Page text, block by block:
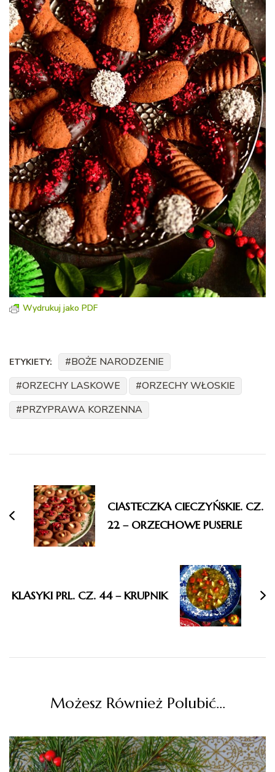
Wydrukuj jako PDF
ETYKIETY:
BOŻE NARODZENIE
ORZECHY LASKOWE
ORZECHY WŁOSKIE
PRZYPRAWA KORZENNA
wpisu
CIASTECZKA CIECZYŃSKIE. CZ.
22 – ORZECHOWE PUSERLE
KLASYKI PRL. CZ. 44 – KRUPNIK
Możesz Również Polubić…